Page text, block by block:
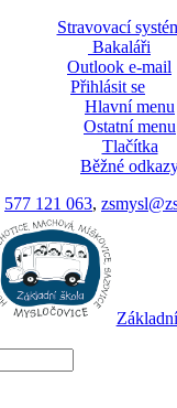
Stravovací
Bakaláři
Outlook e-mail
Přihlásit se
Hlavní menu
Ostatní menu
Tlačítka
Běžné
577 121 063,